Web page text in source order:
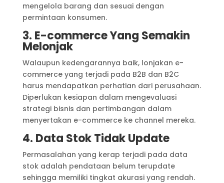
mengelola barang dan sesuai dengan
permintaan konsumen.
3. E-commerce Yang Semakin
Melonjak
Walaupun kedengarannya baik, lonjakan e-
commerce yang terjadi pada B2B dan B2C
harus mendapatkan perhatian dari perusahaan.
Diperlukan kesiapan dalam mengevaluasi
strategi bisnis dan pertimbangan dalam
menyertakan e-commerce ke channel mereka.
4. Data Stok Tidak Update
Permasalahan yang kerap terjadi pada data
stok adalah pendataan belum terupdate
sehingga memiliki tingkat akurasi yang rendah.